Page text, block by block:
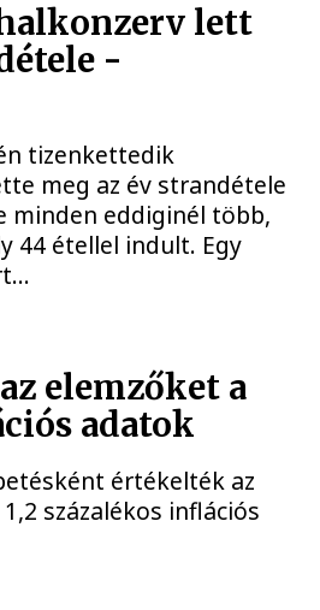
lett
-
tizenkettedik
meg az év strandétele
minden eddiginél több,
44 étellel indult. Egy
elemzőket a
adatok
értékelték az
százalékos inflációs